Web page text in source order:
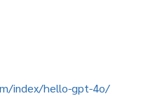
index/hello-gpt-4o/